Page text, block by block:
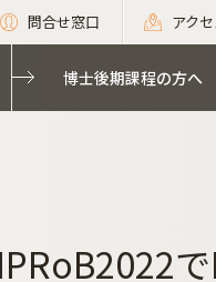
問合せ窓口 アク
博士後期課程の方へ